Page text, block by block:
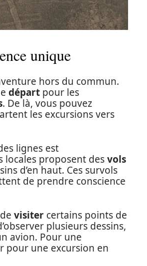
unique
hors du commun.
départ pour les
. De là, vous pouvez
les excursions vers
lignes est
locales proposent desvols
d’en haut. Ces survols
de prendre conscience
visiter certains points de
plusieurs dessins,
avion. Pour une
pour une excursion en